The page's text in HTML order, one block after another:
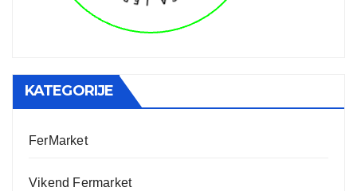
KATEGORIJE
FerMarket
Vikend Fermarket